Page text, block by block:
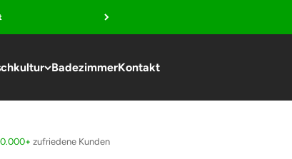
BadezimmerKontakt
zufriedene Kunden